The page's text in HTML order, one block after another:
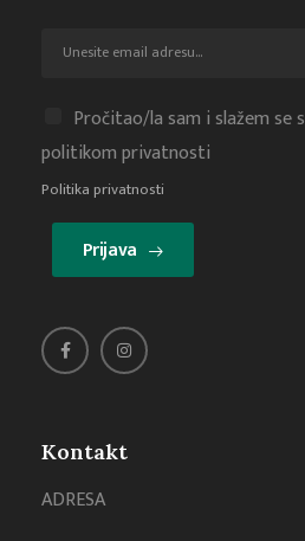
Kontakt
ADRESA
Pročitao/la sam i slažem se s
politikom privatnosti
Politika privatnosti
Prijava